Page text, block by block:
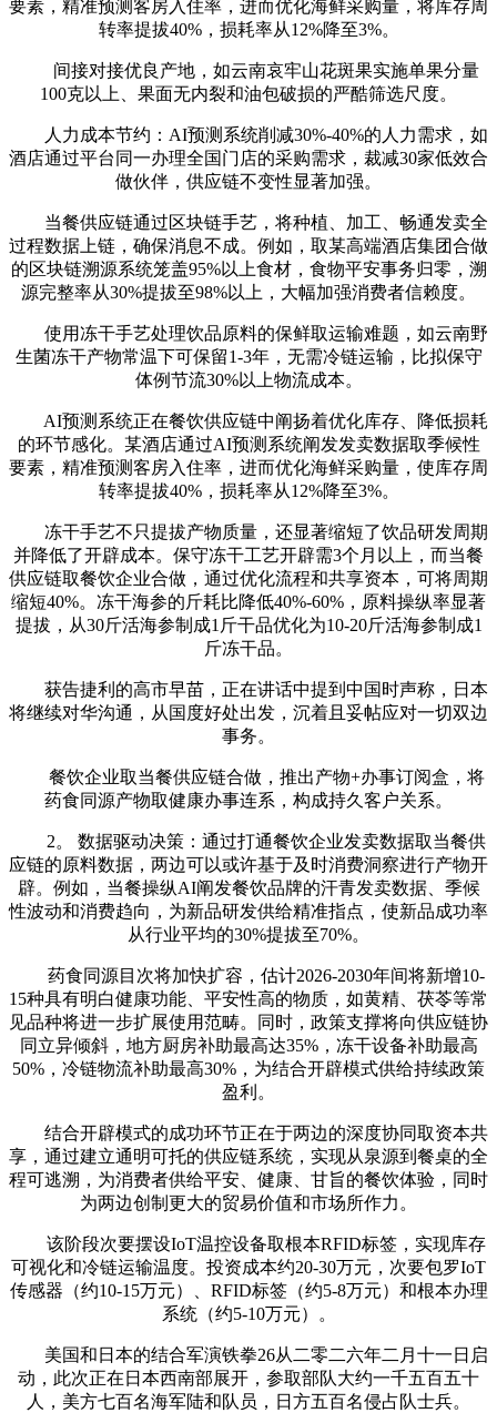
要素，精准预测客房入住率，进而优化海鲜采购量，将库存周
转率提拔40%，损耗率从12%降至3%。
间接对接优良产地，如云南哀牢山花斑果实施单果分量
100克以上、果面无内裂和油包破损的严酷筛选尺度。
人力成本节约：AI预测系统削减30%-40%的人力需求，如
酒店通过平台同一办理全国门店的采购需求，裁减30家低效合
做伙伴，供应链不变性显著加强。
当餐供应链通过区块链手艺，将种植、加工、畅通发卖全
过程数据上链，确保消息不成。例如，取某高端酒店集团合做
的区块链溯源系统笼盖95%以上食材，食物平安事务归零，溯
源完整率从30%提拔至98%以上，大幅加强消费者信赖度。
使用冻干手艺处理饮品原料的保鲜取运输难题，如云南野
生菌冻干产物常温下可保留1-3年，无需冷链运输，比拟保守
体例节流30%以上物流成本。
AI预测系统正在餐饮供应链中阐扬着优化库存、降低损耗
的环节感化。某酒店通过AI预测系统阐发发卖数据取季候性
要素，精准预测客房入住率，进而优化海鲜采购量，使库存周
转率提拔40%，损耗率从12%降至3%。
冻干手艺不只提拔产物质量，还显著缩短了饮品研发周期
并降低了开辟成本。保守冻干工艺开辟需3个月以上，而当餐
供应链取餐饮企业合做，通过优化流程和共享资本，可将周期
缩短40%。冻干海参的斤耗比降低40%-60%，原料操纵率显著
提拔，从30斤活海参制成1斤干品优化为10-20斤活海参制成1
斤冻干品。
获告捷利的高市早苗，正在讲话中提到中国时声称，日本
将继续对华沟通，从国度好处出发，沉着且妥帖应对一切双边
事务。
餐饮企业取当餐供应链合做，推出产物+办事订阅盒，将
药食同源产物取健康办事连系，构成持久客户关系。
2。 数据驱动决策：通过打通餐饮企业发卖数据取当餐供
应链的原料数据，两边可以或许基于及时消费洞察进行产物开
辟。例如，当餐操纵AI阐发餐饮品牌的汗青发卖数据、季候
性波动和消费趋向，为新品研发供给精准指点，使新品成功率
从行业平均的30%提拔至70%。
药食同源目次将加快扩容，估计2026-2030年间将新增10-
15种具有明白健康功能、平安性高的物质，如黄精、茯苓等常
见品种将进一步扩展使用范畴。同时，政策支撑将向供应链协
同立异倾斜，地方厨房补助最高达35%，冻干设备补助最高
50%，冷链物流补助最高30%，为结合开辟模式供给持续政策
盈利。
结合开辟模式的成功环节正在于两边的深度协同取资本共
享，通过建立通明可托的供应链系统，实现从泉源到餐桌的全
程可逃溯，为消费者供给平安、健康、甘旨的餐饮体验，同时
为两边创制更大的贸易价值和市场所作力。
该阶段次要摆设IoT温控设备取根本RFID标签，实现库存
可视化和冷链运输温度。投资成本约20-30万元，次要包罗IoT
传感器（约10-15万元）、RFID标签（约5-8万元）和根本办理
系统（约5-10万元）。
美国和日本的结合军演铁拳26从二零二六年二月十一日启
动，此次正在日本西南部展开，参取部队大约一千五百五十
人，美方七百名海军陆和队员，日方五百名侵占队士兵。